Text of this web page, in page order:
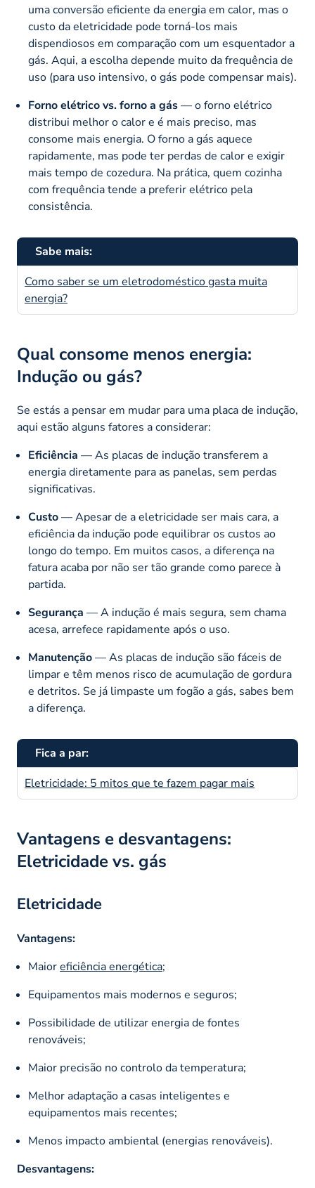
uma conversão eficiente da energia em calor, mas o
custo da eletricidade pode torná-los mais
dispendiosos em comparação com um esquentador a
gás. Aqui, a escolha depende muito da frequência de
uso (para uso intensivo, o gás pode compensar mais).
Forno elétrico vs. forno a gás— o forno elétrico
distribui melhor o calor e é mais preciso, mas
consome mais energia. O forno a gás aquece
rapidamente, mas pode ter perdas de calor e exigir
mais tempo de cozedura. Na prática, quem cozinha
com frequência tende a preferir elétrico pela
consistência.
Sabe mais:
Como saber se um eletrodoméstico gasta muita
energia?
Qual consome menos energia:
Indução ou gás?
Se estás a pensar em mudar para uma placa de indução,
aqui estão alguns fatores a considerar:
Eficiência — As placas de indução transferem a
energia diretamente para as panelas, sem perdas
significativas.
Custo— Apesar de a eletricidade ser mais cara, a
eficiência da indução pode equilibrar os custos ao
longo do tempo. Em muitos casos, a diferença na
fatura acaba por não ser tão grande como parece à
partida.
Segurança — A indução é mais segura, sem chama
acesa, arrefece rapidamente após o uso.
Manutenção— As placas de indução são fáceis de
limpar e têm menos risco de acumulação de gordura
e detritos. Se já limpaste um fogão a gás, sabes bem
a diferença.
Fica a par:
Eletricidade: 5 mitos que te fazem pagar mais
Vantagens e desvantagens:
Eletricidade vs. gás
Eletricidade
Vantagens:
Maioreficiência energética;
Equipamentos mais modernos e seguros;
Possibilidade de utilizar energia de fontes
renováveis;
Maior precisão no controlo da temperatura;
Melhor adaptação a casas inteligentes e
equipamentos mais recentes;
Menos impacto ambiental (energias renováveis).
Desvantagens: